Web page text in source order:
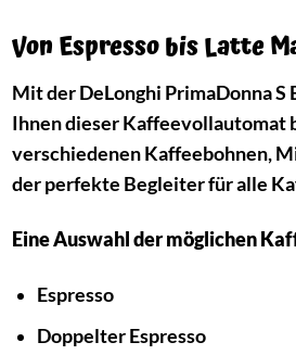
Von Espresso bis Latte
Mit der DeLonghi PrimaDonna
Ihnen dieser Kaffeevollautomat
verschiedenen Kaffeebohnen,
der perfekte Begleiter für alle
Eine Auswahl der möglichen
Espresso
Doppelter Espresso